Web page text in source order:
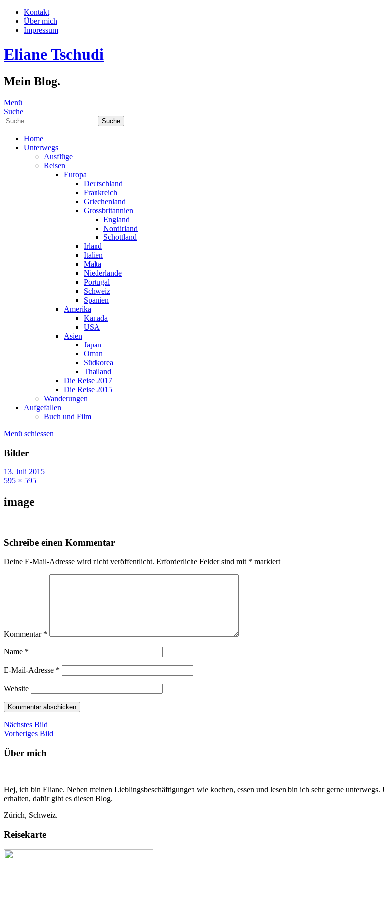
Kontakt
Über mich
Impressum
Eliane Tschudi
Mein Blog.
Menü
Suche
Suche
Home
Unterwegs
Ausflüge
Reisen
Europa
Deutschland
Frankreich
Griechenland
Grossbritannien
England
Nordirland
Schottland
Irland
Italien
Malta
Niederlande
Portugal
Schweiz
Spanien
Amerika
Kanada
USA
Asien
Japan
Oman
Südkorea
Thailand
Die Reise 2017
Die Reise 2015
Wanderungen
Aufgefallen
Buch und Film
Menü schiessen
Bilder
13. Juli 2015
595 × 595
image
Schreibe einen Kommentar
Deine E-Mail-Adresse wird nicht veröffentlicht. Erforderliche Felder sind mit * markiert
Kommentar *
Name *
E-Mail-Adresse *
Website
Nächstes Bild
Vorheriges Bild
Über mich
Hej, ich bin Eliane. Neben meinen Lieblingsbeschäftigungen wie kochen, essen und lesen bin ich sehr gerne
erhalten, dafür gibt es diesen Blog.
Zürich, Schweiz.
Reisekarte